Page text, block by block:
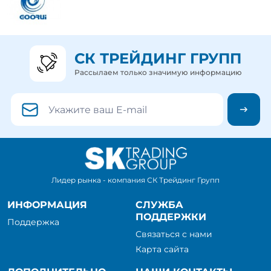
СК ТРЕЙДИНГ ГРУПП
Рассылаем только значимую информацию
Лидер рынка - компания СК Трейдинг Групп
ИНФОРМАЦИЯ
Поддержка
СЛУЖБА
ПОДДЕРЖКИ
Связаться с нами
Карта сайта